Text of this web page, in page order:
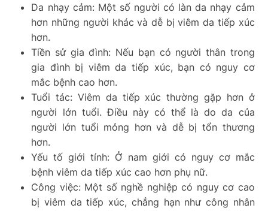
Da nhạy cảm: Một số người có làn da nhạy cảm
hơn những người khác và dễ bị viêm da tiếp xúc
hơn.
Tiền sử gia đình: Nếu bạn có người thân trong
gia đình bị viêm da tiếp xúc, bạn có nguy cơ
mắc bệnh cao hơn.
Tuổi tác: Viêm da tiếp xúc thường gặp hơn ở
người lớn tuổi. Điều này có thể là do da của
người lớn tuổi mỏng hơn và dễ bị tổn thương
hơn.
Yếu tố giới tính: Ở nam giới có nguy cơ mắc
bệnh viêm da tiếp xúc cao hơn phụ nữ.
Công việc: Một số nghề nghiệp có nguy cơ cao
bị viêm da tiếp xúc, chẳng hạn như công nhân